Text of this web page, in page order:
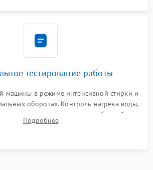
тестирование работы
машины в режиме интенсивной стирки и
оборотах. Контроль нагрева воды,
слива, отсутствия излишних вибраций,
стуков и протечек под корпусом.
Подробнее